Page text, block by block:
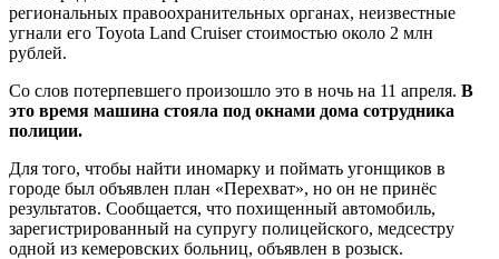
региональных правоохранительных органах, неизвестные
угнали его Toyota Land Cruiser стоимостью около 2 млн
рублей.
Со слов потерпевшего произошло это в ночь на 11 апреля. В
это время машина стояла под окнами дома сотрудника
полиции.
Для того, чтобы найти иномарку и поймать угонщиков в
городе был объявлен план «Перехват», но он не принёс
результатов. Сообщается, что похищенный автомобиль,
зарегистрированный на супругу полицейского, медсестру
одной из кемеровских больниц, объявлен в розыск.